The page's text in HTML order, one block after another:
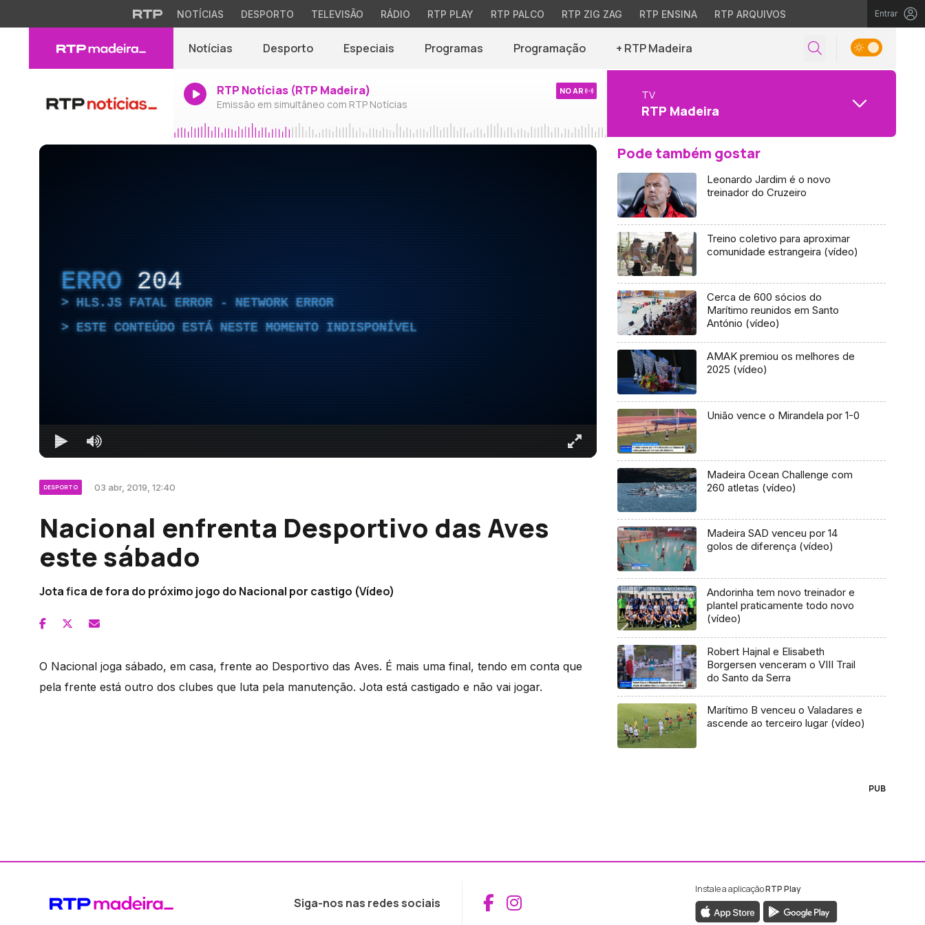
NOTÍCIAS DESPORTO TELEVISÃO RÁDIO RTP PLAY RTP PALCO RTP ZIG ZAG RTP ENSINA RTP ARQUIVOS Entrar
Notícias Desporto Especiais Programas Programação + RTP Madeira
RTP Notícias (RTP Madeira)
Emissão em simultâneo com RTP Notícias
NO AR TV
RTP Madeira
ERRO 204
HLS.JS FATAL ERROR - NETWORK ERROR
ESTE CONTEÚDO ESTÁ NESTE MOMENTO INDISPONÍVEL
DESPORTO 03 abr, 2019, 12:40
Nacional enfrenta Desportivo das Aves
este sábado
Jota fica de fora do próximo jogo do Nacional por castigo (Vídeo)
O Nacional joga sábado, em casa, frente ao Desportivo das Aves. É mais uma final, tendo em conta que
pela frente está outro dos clubes que luta pela manutenção. Jota está castigado e não vai jogar.
Pode também gostar
Leonardo Jardim é o novo
treinador do Cruzeiro
Treino coletivo para aproximar
comunidade estrangeira (vídeo)
Cerca de 600 sócios do
Marítimo reunidos em Santo
António (vídeo)
AMAK premiou os melhores de
2025 (vídeo)
União vence o Mirandela por 1-0
Madeira Ocean Challenge com
260 atletas (vídeo)
Madeira SAD venceu por 14
golos de diferença (vídeo)
Andorinha tem novo treinador e
plantel praticamente todo novo
(vídeo)
Robert Hajnal e Elisabeth
Borgersen venceram o VIII Trail
do Santo da Serra
Marítimo B venceu o Valadares e
ascende ao terceiro lugar (vídeo)
PUB
Siga-nos nas redes sociais Aceder ao Facebook da RTP Madeira
Aceder ao Instagram da RTP Madeira
Instale a aplicaçãoRTP Play